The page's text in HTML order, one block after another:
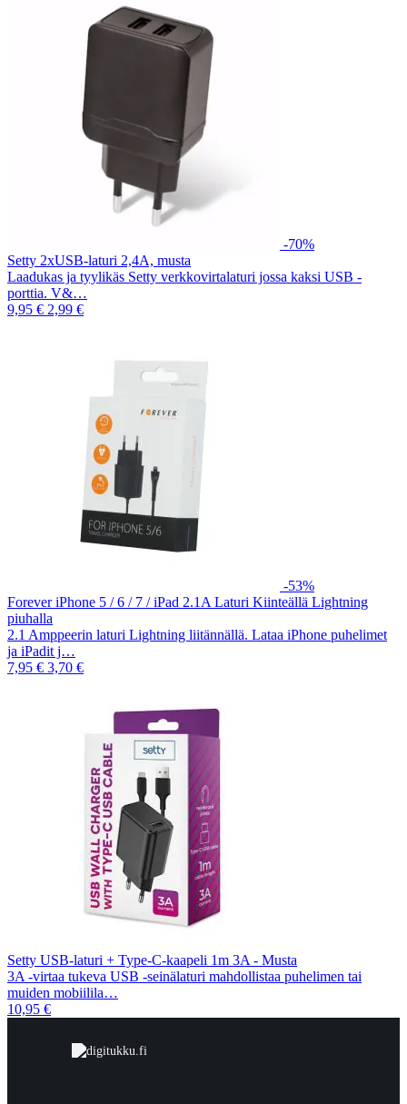
-70%
Setty 2xUSB-laturi 2,4A, musta
Laadukas ja tyylikäs Setty verkkovirtalaturi jossa kaksi USB -
porttia. V&…
9,95 € 2,99 €
-53%
Forever iPhone 5 / 6 / 7 / iPad 2.1A Laturi Kiinteällä Lightning
piuhalla
2.1 Amppeerin laturi Lightning liitännällä. Lataa iPhone puhelimet
ja iPadit j…
7,95 € 3,70 €
Setty USB-laturi + Type-C-kaapeli 1m 3A - Musta
3A -virtaa tukeva USB -seinälaturi mahdollistaa puhelimen tai
muiden mobiilila…
10,95 €